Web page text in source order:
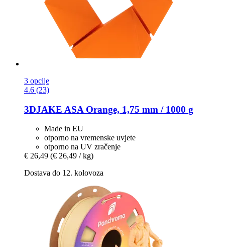
3 opcije
4.6 (23)
3DJAKE ASA Orange, 1,75 mm / 1000 g
Made in EU
otporno na vremenske uvjete
otporno na UV zračenje
€ 26,49 (€ 26,49 / kg)
Dostava do 12. kolovoza